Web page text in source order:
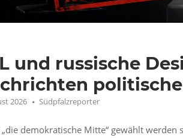
und russische
2026 Südpfalzreporter
demokratische Mitte“ gewählt